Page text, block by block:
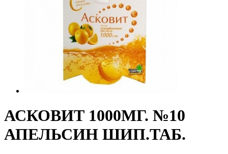
АСКОВИТ 1000МГ. №10
АПЕЛЬСИН ШИП.ТАБ.